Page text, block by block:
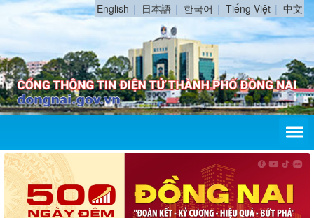
English 日本語 한국어 Tiếng Việt 中文